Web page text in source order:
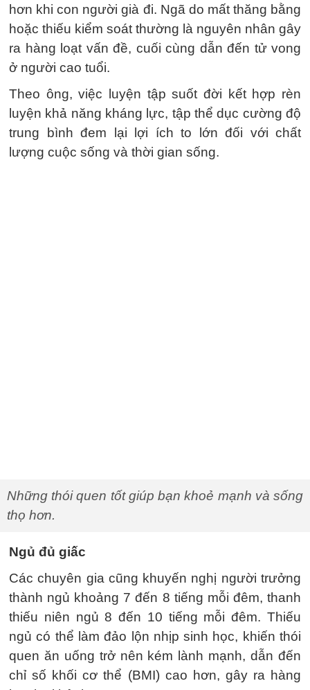
hơn khi con người già đi. Ngã do mất thăng bằng
hoặc thiếu kiểm soát thường là nguyên nhân gây
ra hàng loạt vấn đề, cuối cùng dẫn đến tử vong
ở người cao tuổi.
Theo ông, việc luyện tập suốt đời kết hợp rèn
luyện khả năng kháng lực, tập thể dục cường độ
trung bình đem lại lợi ích to lớn đối với chất
lượng cuộc sống và thời gian sống.
Những thói quen tốt giúp bạn khoẻ mạnh và sống
thọ hơn.
Ngủ đủ giấc
Các chuyên gia cũng khuyến nghị người trưởng
thành ngủ khoảng 7 đến 8 tiếng mỗi đêm, thanh
thiếu niên ngủ 8 đến 10 tiếng mỗi đêm. Thiếu
ngủ có thể làm đảo lộn nhịp sinh học, khiến thói
quen ăn uống trở nên kém lành mạnh, dẫn đến
chỉ số khối cơ thể (BMI) cao hơn, gây ra hàng